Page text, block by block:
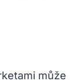
může